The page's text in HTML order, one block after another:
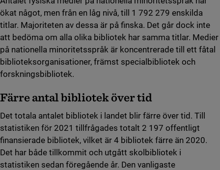
ökat något, men från en låg nivå, till 1 792 279 enskilda
titlar. Majoriteten av dessa är på finska. Det går dock inte
att bedöma om alla olika bibliotek har samma titlar. Medier
på nationella minoritetsspråk är koncentrerade till ett fåtal
biblioteksorganisationer, främst specialbibliotek och
forskningsbibliotek.
Färre antal bibliotek över tid
Det totala antalet bibliotek i landet blir färre över tid. Till
statistiken för 2021 tillfrågades totalt 2 197 offentligt
finansierade bibliotek, vilket är 4 bibliotek färre än 2020.
Det har både tillkommit och utgått skolbibliotek i
statistiken sedan föregående år. Den vanligaste